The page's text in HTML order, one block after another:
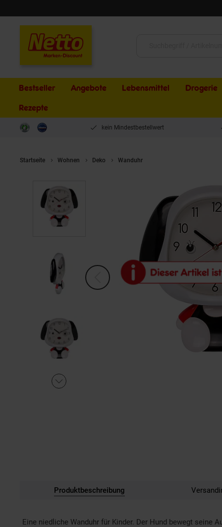
Bestseller Angebote Lebensmittel Drogerie
Rezepte
kein Mindestbestellwert
Startseite Wohnen Deko Wanduhr
Produktbeschreibung
Eine niedliche Wanduhr für Kinder. Der Hund bewegt seine